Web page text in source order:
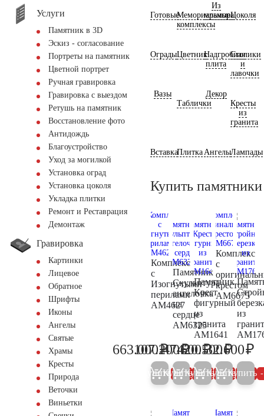
Услуги
Памятник в 3D
Эскиз - согласование
Портреты на памятник
Цветной портрет
Ручная гравировка
Гравировка с выездом
Ретушь на памятник
Восстановление фото
Антидождь
Благоустройство
Уход за могилкой
Установка оград
Установка цоколя
Укладка плитки
Ремонт и Реставрация
Демонтаж
Гравировка
Картинки
Лицевое
Обратное
Шрифты
Иконы
Ангелы
Святые
Храмы
Кресты
Природа
Веточки
Виньетки
ГотовыеМемориальные
комплексы
Из
мрамораЦоколя
ОградыЦветникНадгробная
плита
Столики
и
лавочки
Вазы
Таблички
Декор
Кресты
из
гранита
ВставкаПлитка АнгелыЛампады
Купить
Комплекс
с
Изогнутыми
перилами
AM4627
697.900
663.000₽
Купить 5%
Памятник
Скульптура
ангелочка
на
сердце
AM6325
112.800
107.200₽
Купить 5%
Памятник
Крест
фигурный
из
гранита
AM1641
50.100
47.600₽
Купить 5%
Комплекс
с
крестом
AM6675
442.600
420.500₽
Купить 5%
из
32.600₽
Купить